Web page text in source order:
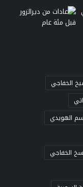
الخفاجي
الهويدي
الخفاجي